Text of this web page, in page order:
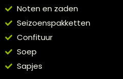
Noten en zaden
Seizoenspakketten
Confituur
Soep
Sapjes